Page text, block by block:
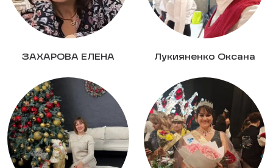
ЗАХАРОВА ЕЛЕНА Лукияненко Оксана